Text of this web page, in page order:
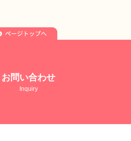
お問い合わせ
Inquiry